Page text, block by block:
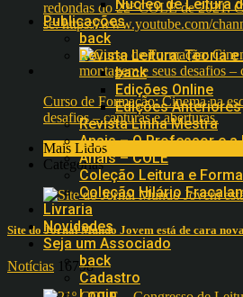
Núcleo de Leitura
Publicações
back
Revista Leitura: Teoria
back
Edições Online
Edições Anteriores
Revista Linha Mestra
Anais – O Professor e
Anais – COLE
Coleção Leitura e
Coleção Hilário
Livraria
Novidades
Seja um Associado
back
Cadastro
redondas do 22º COLE de 2021.
se: https://www.youtube.com/
Curso de Formação: Cinema na
desafios – capturas e aberturas.
Mais Lidos
Categorias
Site do Jornal Mundo Jovem está de cara
Notícias 16798